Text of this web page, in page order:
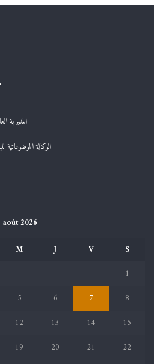
المديرية
الوكالة
août 2026
M J V
S
1
5 6 7
8
12 13 14
15
19 20 21
22